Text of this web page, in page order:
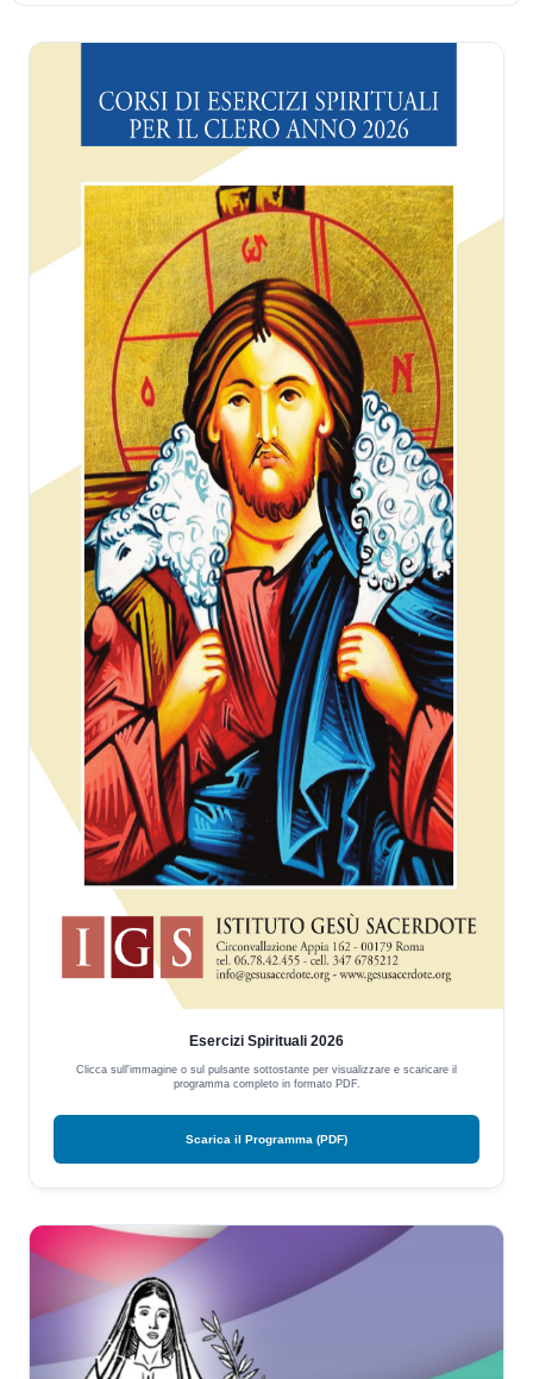
Esercizi Spirituali 2026
Clicca sull'immagine o sul pulsante sottostante per visualizzare e scaricare il
programma completo in formato PDF.
Scarica il Programma (PDF)